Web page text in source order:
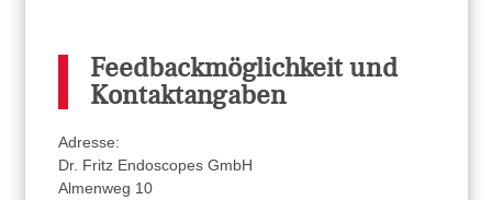
Feedbackmöglichkeit und
Kontaktangaben
Adresse:
Dr. Fritz Endoscopes GmbH
Almenweg 10